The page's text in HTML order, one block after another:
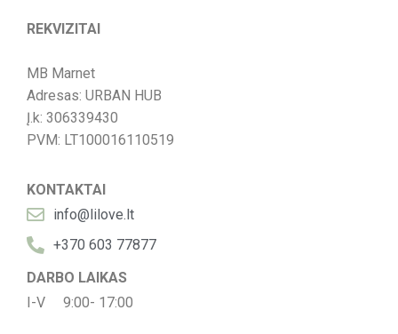
REKVIZITAI
MB Marnet
Adresas: URBAN HUB
Į.k: 306339430
PVM: LT100016110519
KONTAKTAI
info@lilove.lt
+370 603 77877
DARBO LAIKAS
I-V 9:00- 17:00